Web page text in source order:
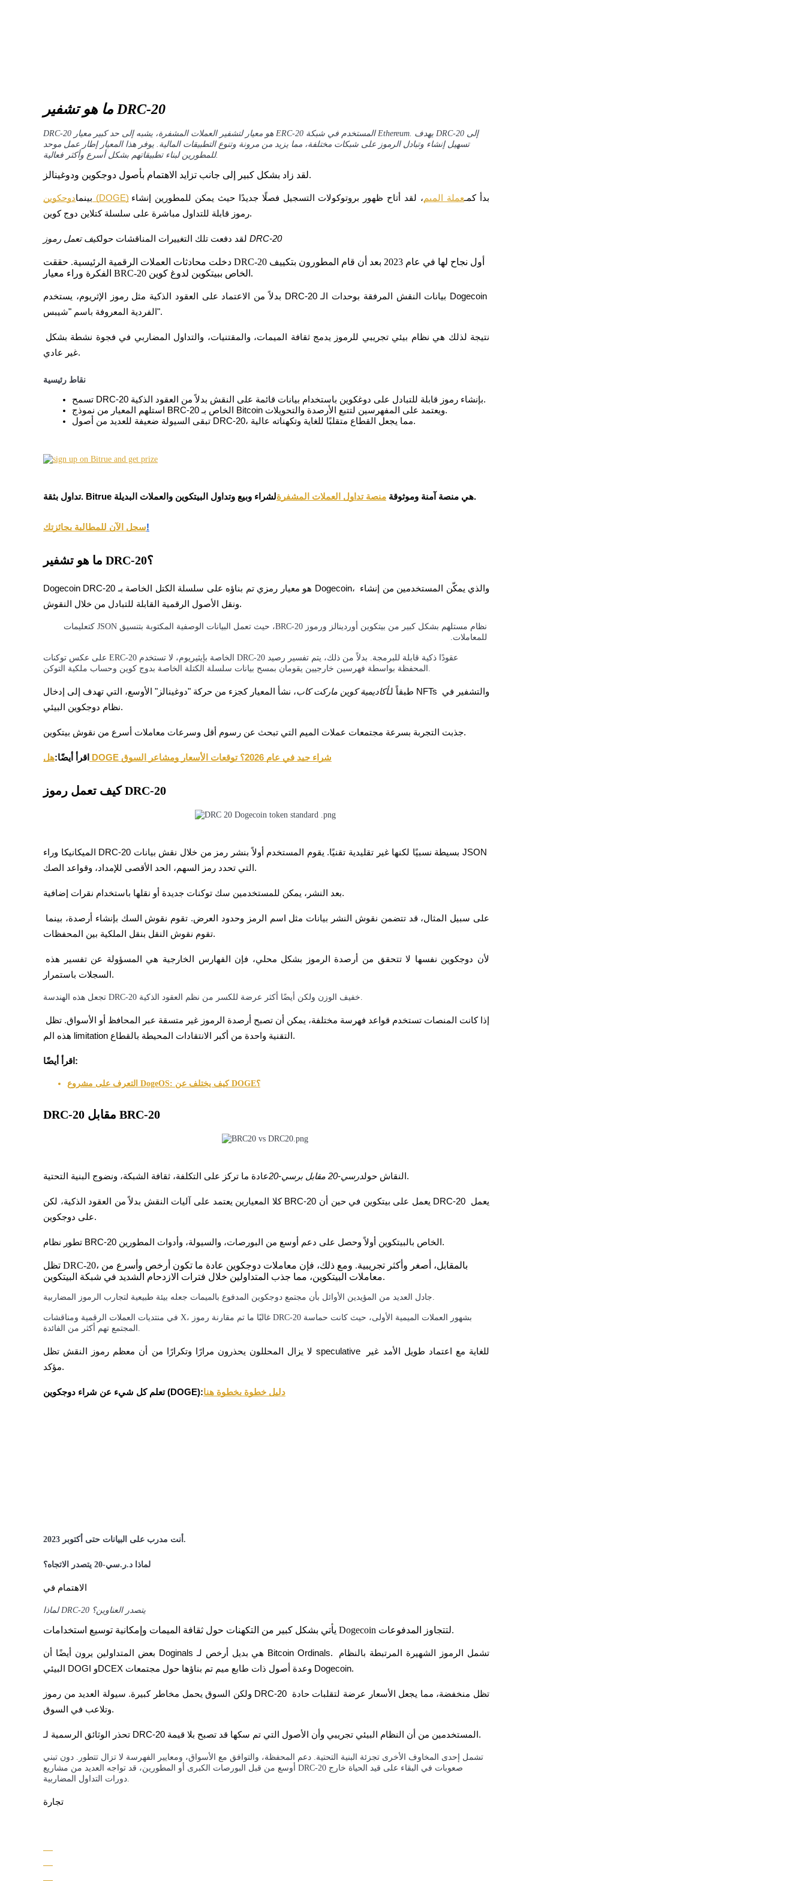
مشتقات الأسهم والعملات الأجنبية والمعادن الثمينة والسلع
العقود الآجلة USDC
العقود الآجلة باستخدام USDC كضمان
نسخ التداول
كن متداول نسخ
دليل المبتدئين للعقود الآجلة
خنزير الطاقة
احصل على مكافآت تنافسية يوميًا
الرهان المرن لكسب العملات الرقمية الشهيرة
عمليات احتجاز BTR
استثمارات حصرية لحاملي BTR
ما هو تشفير DRC-20
DRC-20 هو معيار لتشفير العملات المشفرة، يشبه إلى حد كبير معيار ERC-20 المستخدم في شبكة Ethereum. يهدف DRC-20 إلى
تسهيل إنشاء وتبادل الرموز على شبكات مختلفة، مما يزيد من مرونة وتنوع التطبيقات المالية. يوفر هذا المعيار إطار عمل موحد
للمطورين لبناء تطبيقاتهم بشكل أسرع وأكثر فعالية.
لقد زاد بشكل كبير إلى جانب تزايد الاهتمام بأصول دوجكوين ودوغينالز.
بينما دوجكوين (DOGE) بدأ كمـعملة الميم
رموز قابلة للتداول مباشرة على سلسلة كتلاين دوج كوين.
لقد دفعت تلك التغييرات المناقشات حول كيف تعمل رموز DRC-20
دخلت محادثات العملات الرقمية الرئيسية. حققت DRC-20 أول نجاح لها في عام 2023 بعد أن قام المطورون بتكييف
الفكرة وراء معيار BRC-20 الخاص ببيتكوين لدوغ كوين.
بدلاً من الاعتماد على العقود الذكية مثل رموز الإثريوم، يستخدم DRC-20 بيانات النقش المرفقة بوحدات الـ Dogecoin
الفردية المعروفة باسم "شيبس".
غير عادي.
نقاط رئيسية
تسمح DRC-20 بإنشاء رموز قابلة للتبادل على دوغكوين باستخدام بيانات قائمة على النقش بدلاً من العقود الذكية.
استلهم المعيار من نموذج BRC-20 الخاص بـ Bitcoin ويعتمد على المفهرسين لتتبع الأرصدة والتحويلات.
تبقى السيولة ضعيفة للعديد من أصول DRC-20، مما يجعل القطاع متقلبًا للغاية وتكهناته عالية.
تداول بثقة. Bitrue هي منصة آمنة وموثوقة منصة تداول العملات المشفرة لشراء وبيع وتداول البيتكوين والعملات البديلة.
سجل الآن للمطالبة بجائزتك!
ما هو تشفير DRC-20؟
Dogecoin DRC-20 هو معيار رمزي تم بناؤه على سلسلة الكتل الخاصة بـ Dogecoin، والذي يمكّن المستخدمين من إنشاء
ونقل الأصول الرقمية القابلة للتبادل من خلال النقوش.
نظام مستلهم بشكل كبير من بيتكوين أوردينالز ورموز BRC-20، حيث تعمل البيانات الوصفية المكتوبة بتنسيق JSON كتعليمات
للمعاملات.
على عكس توكنات ERC-20 الخاصة بإيثيريوم، لا تستخدم DRC-20 عقودًا ذكية قابلة للبرمجة. بدلاً من ذلك، يتم تفسير رصيد
طبقاً لـأكاديمية كوين ماركت كاب، نشأ المعيار كجزء من حركة "دوغينالز" الأوسع، التي تهدف إلى إدخال NFTs والتشفير في
نظام دوجكوين البيئي.
جذبت التجربة بسرعة مجتمعات عملات الميم التي تبحث عن رسوم أقل وسرعات معاملات أسرع من نقوش بيتكوين.
اقرأ أيضًا: هل DOGE شراء جيد في عام 2026؟ توقعات الأسعار ومشاعر السوق
كيف تعمل رموز DRC-20
الميكانيكا وراء DRC-20 بسيطة نسبيًا لكنها غير تقليدية تقنيًا. يقوم المستخدم أولاً بنشر رمز من خلال نقش بيانات JSON
التي تحدد رمز السهم، الحد الأقصى للإمداد، وقواعد الصك.
بعد النشر، يمكن للمستخدمين سك توكنات جديدة أو نقلها باستخدام نقرات إضافية.
تقوم نقوش النقل بنقل الملكية بين المحفظات.
السجلات باستمرار.
هذه الم limitation التقنية واحدة من أكبر الانتقادات المحيطة بالقطاع.
اقرأ أيضًا:
التعرف على مشروع DogeOS: كيف يختلف عن DOGE؟
DRC-20 مقابل BRC-20
النقاش حولدرسي-20 مقابل برسي-20 عادة ما تركز على التكلفة، ثقافة الشبكة، ونضوج البنية التحتية.
كلا المعيارين يعتمد على آليات النقش بدلاً من العقود الذكية، لكن BRC-20 يعمل على بيتكوين في حين أن DRC-20 يعمل
على دوجكوين.
تطور نظام BRC-20 الخاص بالبيتكوين أولاً وحصل على دعم أوسع من البورصات، والسيولة، وأدوات المطورين.
تظل DRC-20، بالمقابل، أصغر وأكثر تجريبية. ومع ذلك، فإن معاملات دوجكوين عادة ما تكون أرخص وأسرع من
معاملات البيتكوين، مما جذب المتداولين خلال فترات الازدحام الشديد في شبكة البيتكوين.
في منتديات العملات الرقمية ومناقشات X، غالبًا ما تم مقارنة رموز DRC-20 بشهور العملات الميمية الأولى، حيث كانت حماسة
لا يزال المحللون يحذرون مرارًا وتكرارًا من أن معظم رموز النقش تظل speculative للغاية مع اعتماد طويل الأمد غير
مؤكد.
تعلم كل شيء عن شراء دوجكوين (DOGE):دليل خطوة بخطوة هنا
أنت مدرب على البيانات حتى أكتوبر 2023.
لماذا د.ر.سي-20 يتصدر الاتجاه؟
الاهتمام في
لماذا DRC-20 يتصدر العناوين؟
يأتي بشكل كبير من التكهنات حول ثقافة الميمات وإمكانية توسيع استخدامات Dogecoin لتتجاوز المدفوعات.
بعض المتداولين يرون أيضًا أن Doginals هي بديل أرخص لـ Bitcoin Ordinals. تشمل الرموز الشهيرة المرتبطة بالنظام
البيئي DOGI وDCEX وعدة أصول ذات طابع ميم تم بناؤها حول مجتمعات Dogecoin.
ولكن السوق يحمل مخاطر كبيرة. سيولة العديد من رموز DRC-20 تظل منخفضة، مما يجعل الأسعار عرضة لتقلبات حادة
وتلاعب في السوق.
تحذر الوثائق الرسمية لـ DRC-20 المستخدمين من أن النظام البيئي تجريبي وأن الأصول التي تم سكها قد تصبح بلا قيمة.
تشمل إحدى المخاوف الأخرى تجزئة البنية التحتية. دعم المحفظة، والتوافق مع الأسواق، ومعايير الفهرسة لا تزال تتطور. دون تبني
أوسع من قبل البورصات الكبرى أو المطورين، قد تواجه العديد من مشاريع DRC-20 صعوبات في البقاء على قيد الحياة خارج
تجارة